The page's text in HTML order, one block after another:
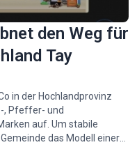
den Weg für
Tay
in der Hochlandprovinz
, Pfeffer- und
auf. Um stabile
das Modell einer